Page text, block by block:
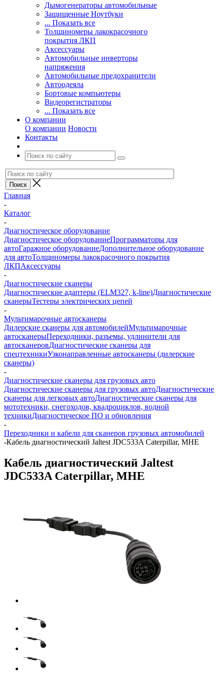
Дымогенераторы автомобильные
Защищенные Ноутбуки
... Показать все
Толщиномеры лакокрасочного
покрытия ЛКП
Аксессуары
Автомобильные инверторы
напряжения
Автомобильные предохранители
Автоодеяла
Бортовые компьютеры
Видеорегистраторы
... Показать все
О компании
О компании Новости
Контакты
Главная
-
Каталог
-
Диагностическое оборудование
Диагностическое оборудованиеПрограмматоры для
автоГаражное оборудованиеДополнительное оборудование
для автоТолщиномеры лакокрасочного покрытия
ЛКПАксессуары
-
Диагностические сканеры
Диагностические адаптеры (ELM327, k-line)Диагностические
сканерыТестеры электрических цепей
-
Мультимарочные автосканеры
Дилерские сканеры для автомобилейМультимарочные
автосканерыПереходники, разъемы, удлинители для
автосканеровДиагностические сканеры для
спецтехникиУзконаправленные автосканеры (дилерские
сканеры)
-
Диагностические сканеры для грузовых авто
Диагностические сканеры для грузовых автоДиагностические
сканеры для легковых автоДиагностические сканеры для
мототехники, снегоходов, квадроциклов, водной
техникиДиагностическое ПО и обновления
-
Переходники и кабели для сканеров грузовых автомобилей
-Кабель диагностический Jaltest JDC533A Caterpillar, МНЕ
Кабель диагностический Jaltest
JDC533A Caterpillar, МНЕ